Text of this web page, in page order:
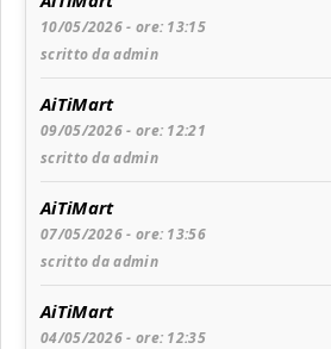
10/05/2026 - ore: 13:15
scritto da admin
AiTiMart
09/05/2026 - ore: 12:21
scritto da admin
AiTiMart
07/05/2026 - ore: 13:56
scritto da admin
AiTiMart
04/05/2026 - ore: 12:35